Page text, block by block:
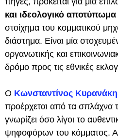
και ιδεολογικό αποτύπωμα
στοίχημα του κομματικού
διάστημα. Είναι μία
οργανωτικής και
δρόμο προς τις εθνικές
Ο Κωνσταντίνος
προέρχεται από τα σπλάχνα
γνωρίζει όσο λίγοι το
ψηφοφόρων του κόμματος.